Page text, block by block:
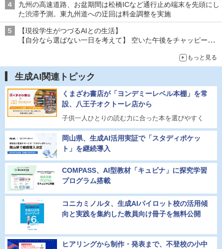
九州の高速道路、お盆期間は松橋ICなど通行止め端末を先頭にし
た渋滞予測。東九州道への迂回は料金調整を実施
【現役学生がつづるAIとの生活】
【自分なら選ばない一日を考えて】 空いた午後をチャッピーに
もっと見る
生成AI関連トピック
くまざわ書店が「ヨンデミーレベル本棚」を常
設、八王子オクトーレ店から
子供一人ひとりの読む力に合った本を選びやすく
岡山県、生成AI活用実証で「スタディポケッ
ト」を継続導入
COMPASS、AI型教材「キュビナ」に探究学習
プログラム搭載
コニカミノルタ、生成AIパイロット校の活用傾
向と実践を集約した教員向け冊子を無料公開
ヒアリングから制作・発表まで、不登校の小中